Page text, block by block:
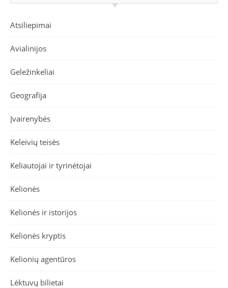
Atsiliepimai
Avialinijos
Geležinkeliai
Geografija
Įvairenybės
Keleivių teisės
Keliautojai ir tyrinėtojai
Kelionės
Kelionės ir istorijos
Kelionės kryptis
Kelionių agentūros
Lėktuvų bilietai